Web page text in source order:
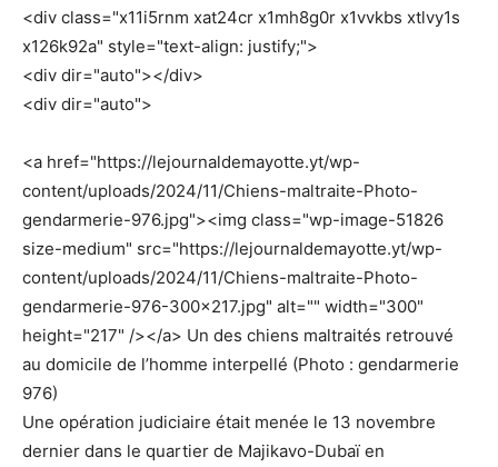
<div class="x11i5rnm xat24cr x1mh8g0r x1vvkbs xtlvy1s
x126k92a" style="text-align: justify;">
<div dir="auto"></div>
<div dir="auto">
<a href="https://lejournaldemayotte.yt/wp-
content/uploads/2024/11/Chiens-maltraite-Photo-
gendarmerie-976.jpg"><img class="wp-image-51826
size-medium" src="https://lejournaldemayotte.yt/wp-
content/uploads/2024/11/Chiens-maltraite-Photo-
gendarmerie-976-300×217.jpg" alt="" width="300"
height="217" /></a> Un des chiens maltraités retrouvé
au domicile de l’homme interpellé (Photo : gendarmerie
976)
Une opération judiciaire était menée le 13 novembre
dernier dans le quartier de Majikavo-Dubaï en